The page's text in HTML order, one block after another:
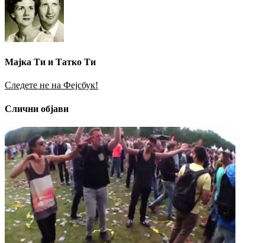
Мајка Ти и Татко Ти
Следете не на Фејсбук!
Слични објави